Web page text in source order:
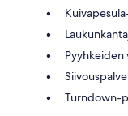
Pyyhkeiden
Turndown-